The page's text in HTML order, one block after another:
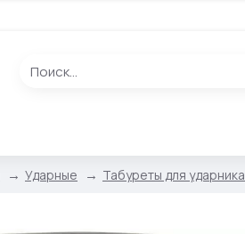
Ударные Табуреты для ударника